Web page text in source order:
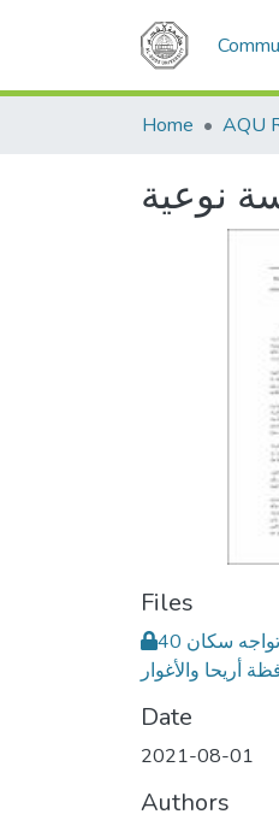
Home
Files
40 واقع الصعوبات والتحديات التي تواجه سكان
Date
2021-08-01
Authors